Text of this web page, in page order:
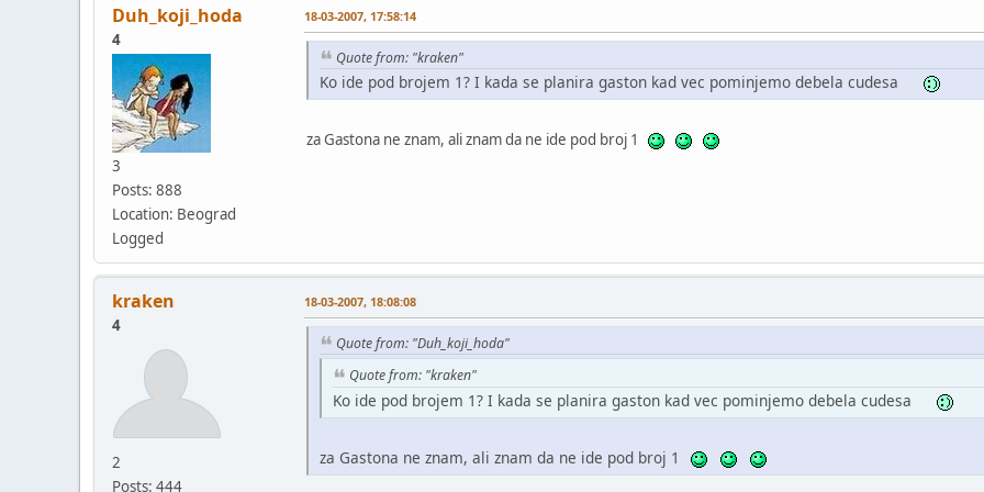
Duh_koji_hoda
4
3
Posts: 888
Location: Beograd
Logged
18-03-2007, 17:58:14
Quote from: "kraken"
Ko ide pod brojem 1? I kada se planira gaston kad vec pominjemo debela cudesa
za Gastona ne znam, ali znam da ne ide pod broj 1
kraken
4
2
Posts: 444
18-03-2007, 18:08:08
Quote from: "Duh_koji_hoda"
Quote from: "kraken"
Ko ide pod brojem 1? I kada se planira gaston kad vec pominjemo debela cudesa
za Gastona ne znam, ali znam da ne ide pod broj 1